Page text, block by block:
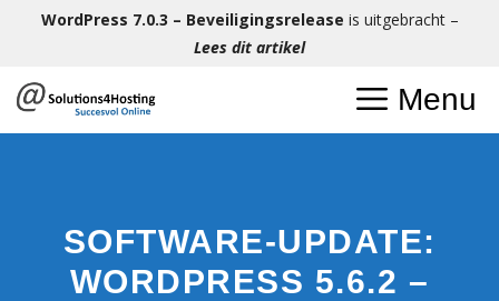
inhoud
WordPress 7.0.3 – Beveiligingsrelease is uitgebracht –
Lees dit artikel
Menu
SOFTWARE-UPDATE:
WORDPRESS 5.6.2 –